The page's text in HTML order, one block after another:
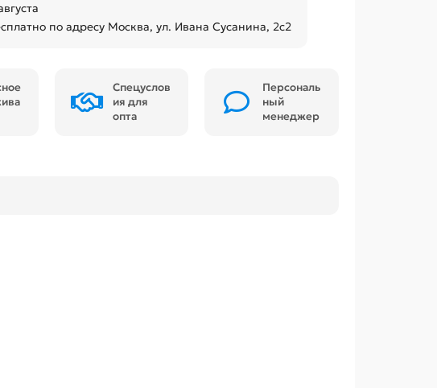
по адресу Москва, ул. Ивана Сусанина, 2с2
Спецуслов
ия для
опта
Персональ
ный
менеджер